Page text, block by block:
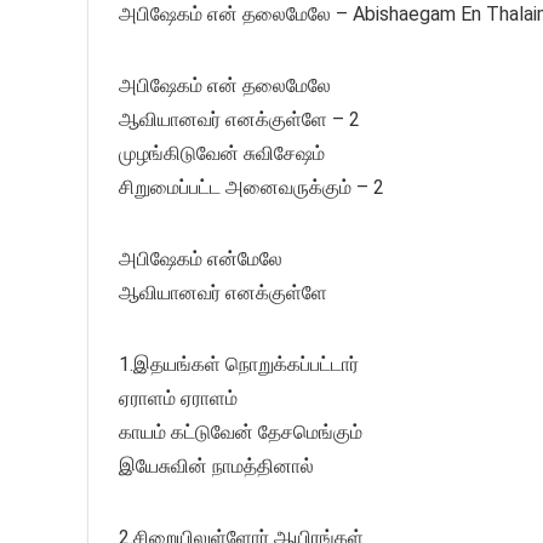
அபிஷேகம் என் தலைமேலே – Abishaegam En
அபிஷேகம் என் தலைமேலே
ஆவியானவர் எனக்குள்ளே – 2
முழங்கிடுவேன் சுவிசேஷம்
சிறுமைப்பட்ட அனைவருக்கும் – 2
அபிஷேகம் என்மேலே
ஆவியானவர் எனக்குள்ளே
1.இதயங்கள் நொறுக்கப்பட்டார்
ஏராளம் ஏராளம்
காயம் கட்டுவேன் தேசமெங்கும்
இயேசுவின் நாமத்தினால்
2.சிறையிலுள்ளோர் ஆயிரங்கள்